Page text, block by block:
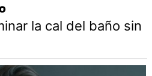
la cal del baño sin